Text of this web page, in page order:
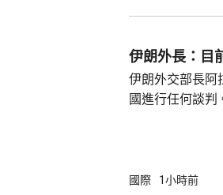
相攻擊，沙特
亦曾受襲。
伊朗外長：目
伊朗外交部長阿
國進行任何談判
國際 1小時前